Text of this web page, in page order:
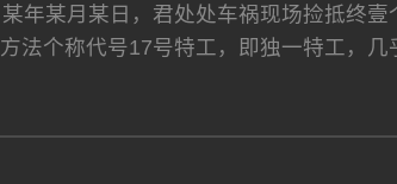
某年某月某日，君处处车祸现场捡抵终
方法个称代号17号特工，即独一特工，